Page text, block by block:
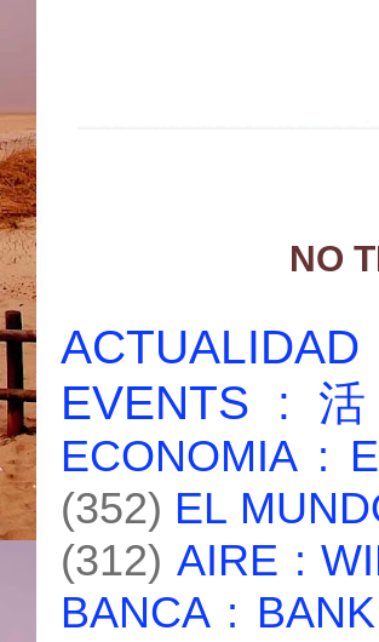
NO
EVENTS :
ECONOMIA :
(352) EL
(312) AIRE :
BANCA :